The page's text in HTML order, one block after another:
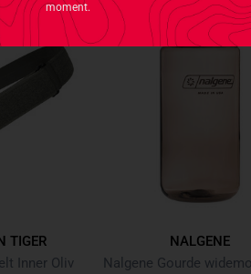
moment.
TIGER
Inner Oliv
NALGENE